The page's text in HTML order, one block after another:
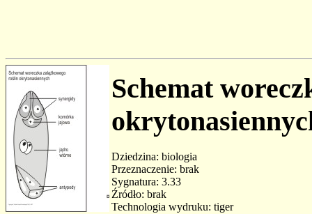
Schemat
Dziedzina: biologia
Przeznaczenie: brak
Sygnatura: 3.33
Źródło: brak
Technologia wydruku: tiger